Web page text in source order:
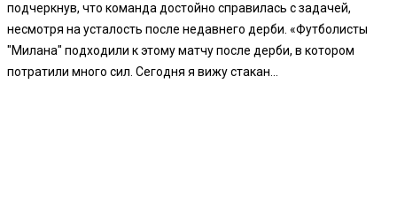
подчеркнув, что команда достойно справилась с задачей,
несмотря на усталость после недавнего дерби. «Футболисты
"Милана" подходили к этому матчу после дерби, в котором
потратили много сил. Сегодня я вижу стакан...